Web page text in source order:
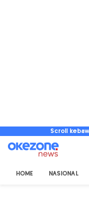
Scroll
HOME NASIONAL